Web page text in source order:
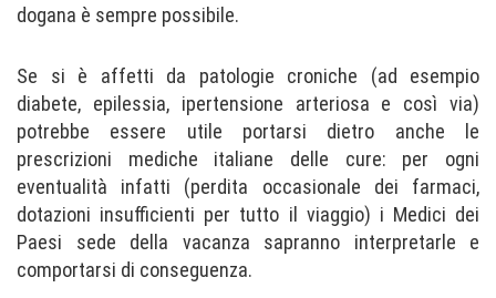
dogana è sempre possibile.
Se si è affetti da patologie croniche (ad esempio
diabete, epilessia, ipertensione arteriosa e così via)
potrebbe essere utile portarsi dietro anche le
prescrizioni mediche italiane delle cure: per ogni
eventualità infatti (perdita occasionale dei farmaci,
dotazioni insufficienti per tutto il viaggio) i Medici dei
Paesi sede della vacanza sapranno interpretarle e
comportarsi di conseguenza.